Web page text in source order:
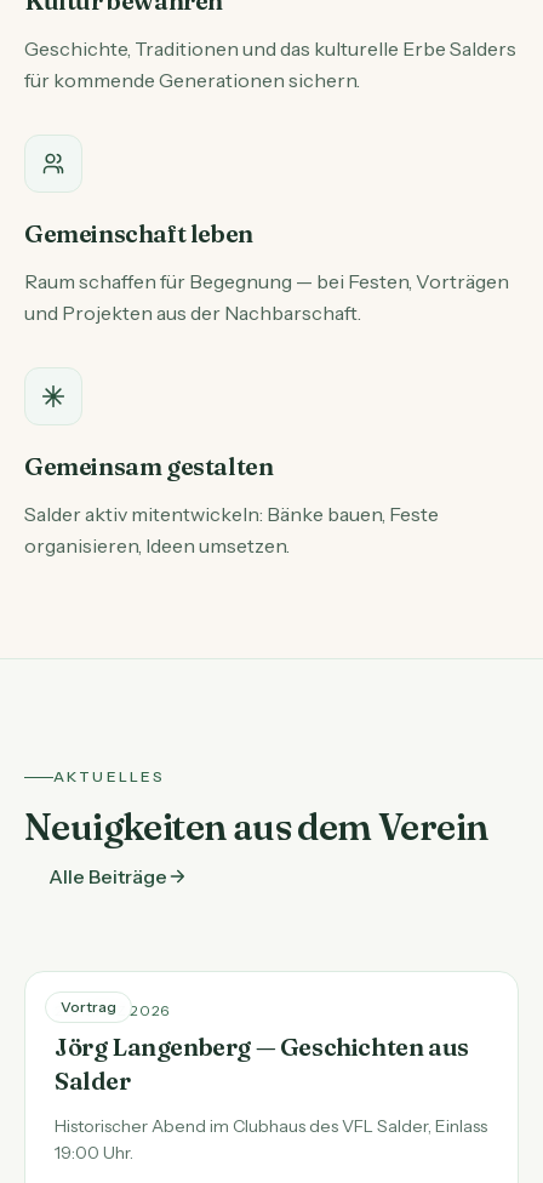
Geschichte, Traditionen und das kulturelle Erbe Salders
für kommende Generationen sichern.
Gemeinschaft leben
Raum schaffen für Begegnung — bei Festen, Vorträgen
und Projekten aus der Nachbarschaft.
Gemeinsam gestalten
Salder aktiv mitentwickeln: Bänke bauen, Feste
organisieren, Ideen umsetzen.
AKTUELLES
Neuigkeiten aus dem Verein
Alle Beiträge
Vortrag
20. MÄRZ 2026
Jörg Langenberg — Geschichten aus
Salder
Historischer Abend im Clubhaus des VFL Salder, Einlass
19:00 Uhr.